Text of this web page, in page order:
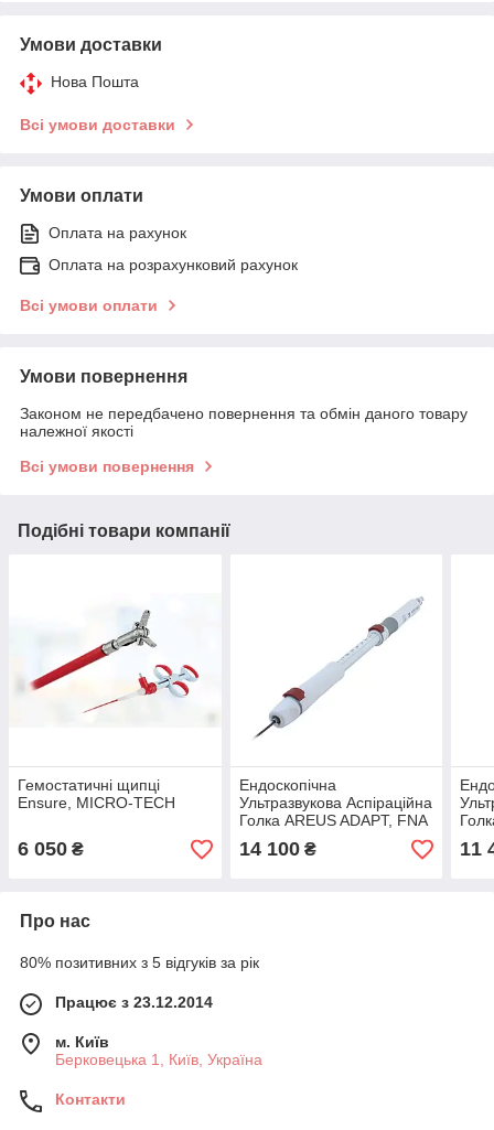
Умови доставки
Нова Пошта
Всі умови доставки
Умови оплати
Оплата на рахунок
Оплата на розрахунковий рахунок
Всі умови оплати
Умови повернення
Законом не передбачено повернення та обмін даного товару
належної якості
Всі умови повернення
Подібні товари компанії
Гемостатичні щипці
Ensure, MICRO-TECH
6 050 ₴
Ендоскопічна
Ультразвукова Аспіраційна
Голка AREUS ADAPT, FNA
22 G, Micro-Tech
14 100₴
G
11
Про нас
80% позитивних з 5 відгуків за рік
Працює з 23.12.2014
м. Київ
Берковецька 1, Київ, Україна
Контакти